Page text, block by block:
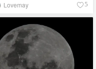
Lovemay 5